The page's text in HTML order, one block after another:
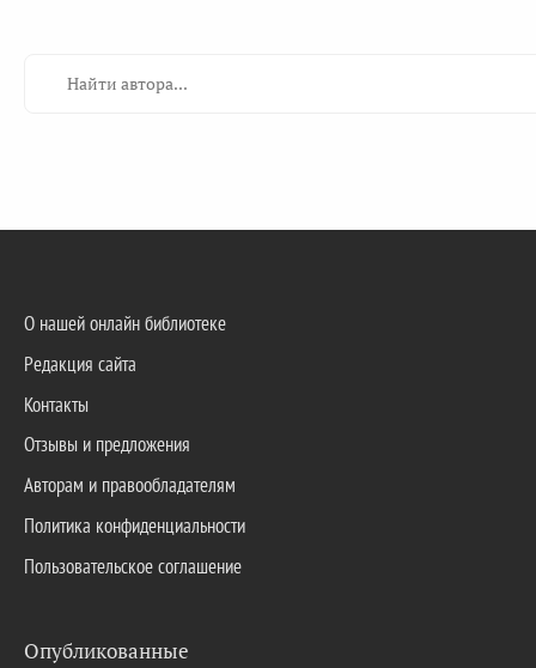
О нашей онлайн библиотеке
Редакция сайта
Контакты
Отзывы и предложения
Авторам и правообладателям
Политика конфиденциальности
Пользовательское соглашение
Опубликованные